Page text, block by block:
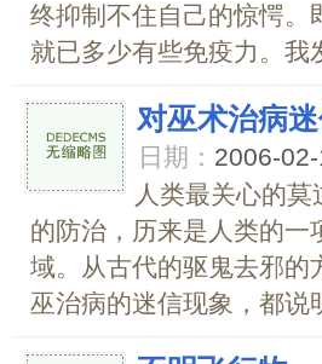
终抑制不住自己的惊愕。
就已多少有些免疫力。我
对巫术治病
日期： 2006-
人类最关心的
的防治，历来是人类的
域。从古代的驱鬼去邪的
巫治病的迷信现象，都说